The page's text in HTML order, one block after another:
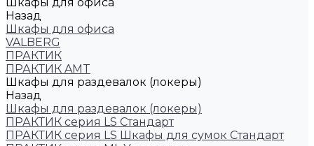
Назад
Шкафы для офиса
VALBERG
ПРАКТИК
ПРАКТИК AMT
Шкафы для раздевалок (локеры)
Назад
Шкафы для раздевалок (локеры)
ПРАКТИК cерия LS Стандарт
ПРАКТИК серия LS Шкафы для сумок Стандарт